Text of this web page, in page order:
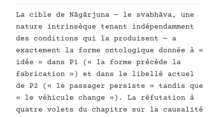
La cible de Nāgārjuna — le svabhāva, une
nature intrinsèque tenant indépendamment
des conditions qui la produisent — a
exactement la forme ontologique donnée à «
idée » dans P1 (« la forme précède la
fabrication ») et dans le libellé actuel
de P2 (« le passager persiste » tandis que
« le véhicule change »). La réfutation à
quatre volets du chapitre sur la causalité